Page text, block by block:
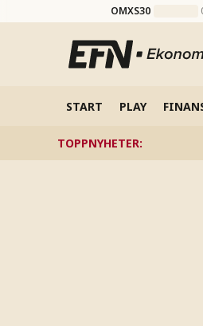
OMXS30
START PLAY
TOPPNYHETER: